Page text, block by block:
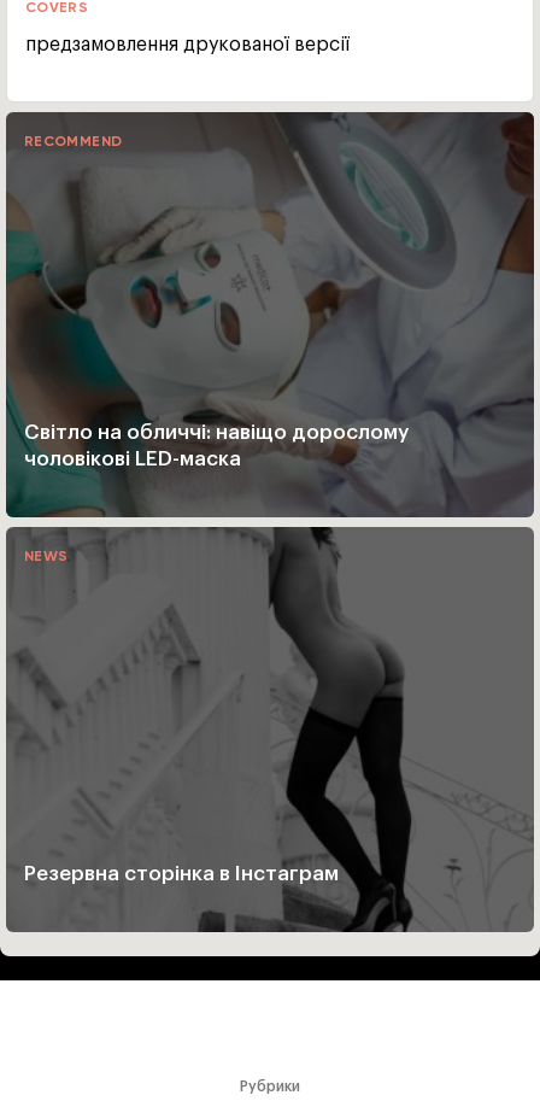
COVERS
предзамовлення друкованої версії
RECOMMEND
Світло на обличчі: навіщо дорослому
чоловікові LED-маска
NEWS
Резервна сторінка в Інстаграм
Рубрики